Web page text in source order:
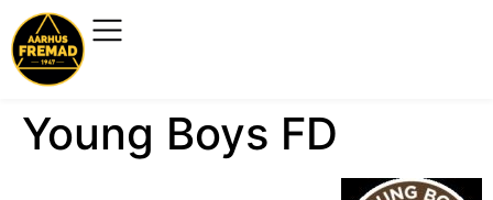
Young Boys FD